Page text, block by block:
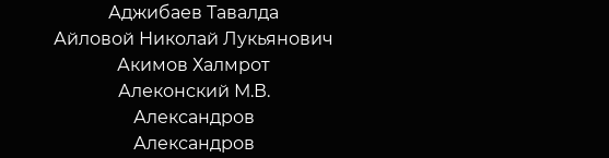
Аджибаев Тавалда
Айловой Николай Лукьянович
Акимов Халмрот
Алеконский М.В.
Александров
Александров